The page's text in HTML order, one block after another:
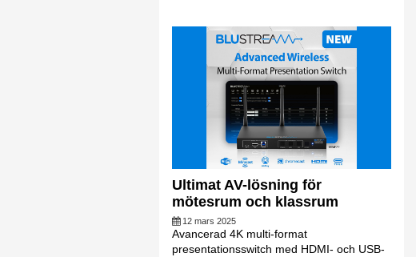
Ultimat AV-lösning för
mötesrum och klassrum
12 mars 2025
Avancerad 4K multi-format
presentationsswitch med HDMI- och USB-